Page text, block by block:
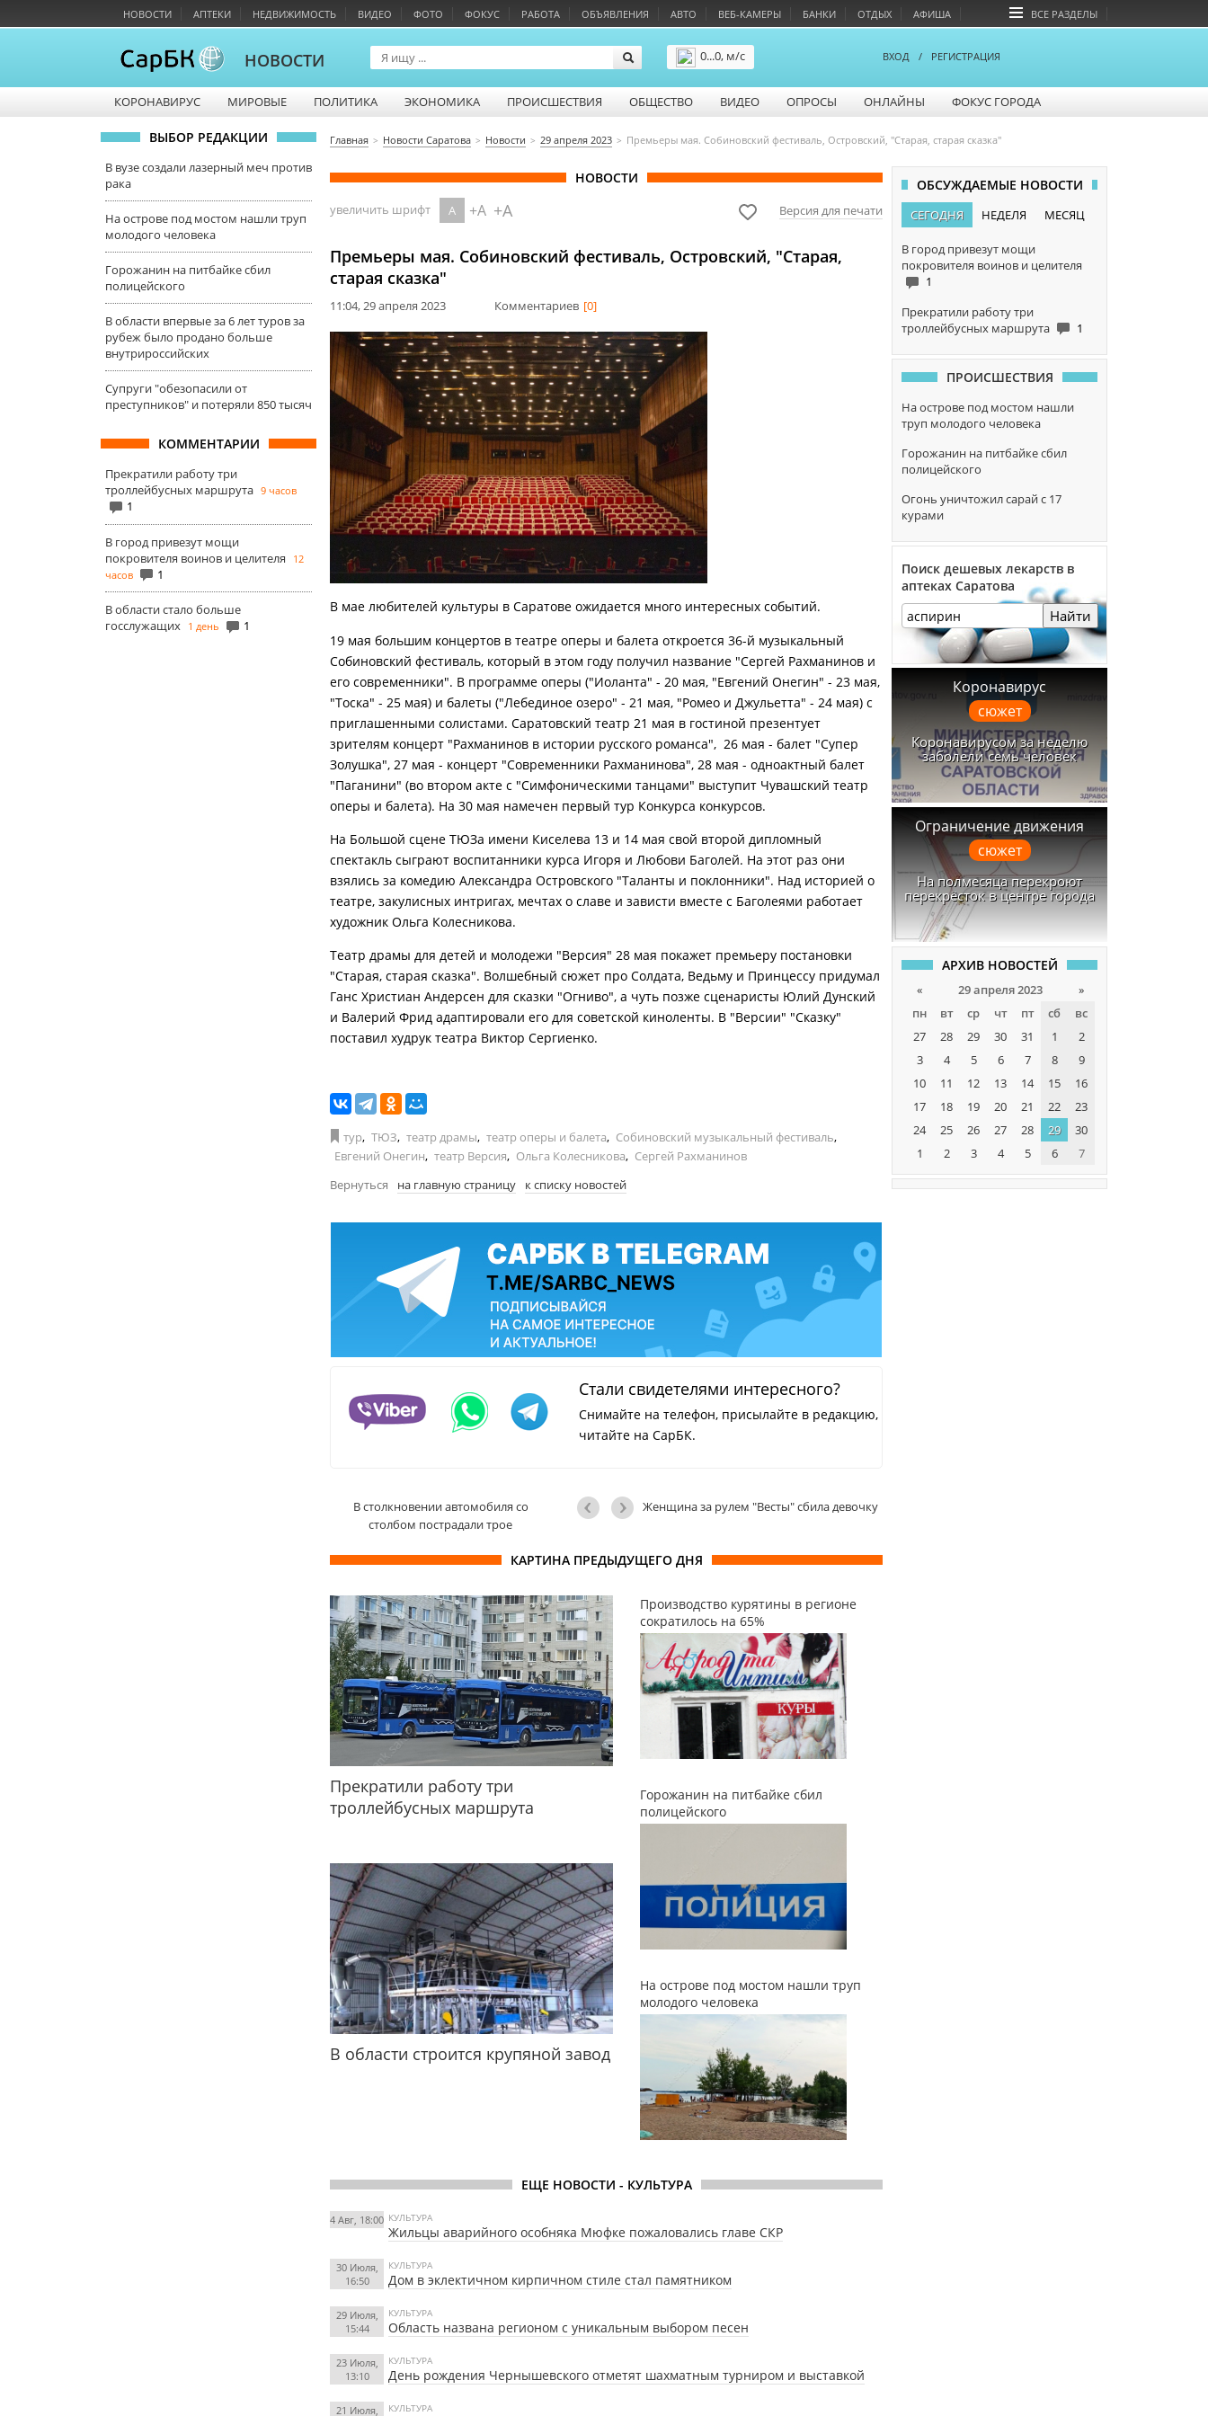
НОВОСТИ АПТЕКИ НЕДВИЖИМОСТЬ ВИДЕО ФОТО ФОКУС РАБОТА ОБЪЯВЛЕНИЯ АВТО ВЕБ-КАМЕРЫ БАНКИ ОТДЫХ АФИША ВСЕ РАЗДЕЛЫ
НОВОСТИ
0...0, м/с
ВХОД / РЕГИСТРАЦИЯ
КОРОНАВИРУС МИРОВЫЕ ПОЛИТИКА ЭКОНОМИКА ПРОИСШЕСТВИЯ ОБЩЕСТВО ВИДЕО ОПРОСЫ ОНЛАЙНЫ ФОКУС ГОРОДА
ВЫБОР РЕДАКЦИИ
В вузе создали лазерный меч против
рака
На острове под мостом нашли труп
молодого человека
Горожанин на питбайке сбил
полицейского
В области впервые за 6 лет туров за
рубеж было продано больше
внутрироссийских
Супруги "обезопасили от
преступников" и потеряли 850 тысяч
КОММЕНТАРИИ
Прекратили работу три
троллейбусных маршрута 9 часов
1
В город привезут мощи
покровителя воинов и целителя
12
часов
1
В области стало больше
госслужащих 1 день 1
Главная Новости Саратова Новости 29 апреля 2023 Премьеры мая. Собиновский фестиваль, Островский, "Старая, старая сказка"
НОВОСТИ
увеличить шрифт A +A +A Версия для печати
Премьеры мая. Собиновский фестиваль, Островский, "Старая,
старая сказка"
11:04, 29 апреля 2023 Комментариев [0]
В мае любителей культуры в Саратове ожидается много интересных событий.
19 мая большим концертов в театре оперы и балета откроется 36-й музыкальный
Собиновский фестиваль, который в этом году получил название "Сергей Рахманинов и
его современники". В программе оперы ("Иоланта" - 20 мая, "Евгений Онегин" - 23 мая,
"Тоска" - 25 мая) и балеты ("Лебединое озеро" - 21 мая, "Ромео и Джульетта" - 24 мая) с
приглашенными солистами. Саратовский театр 21 мая в гостиной презентует
зрителям концерт "Рахманинов в истории русского романса", 26 мая - балет "Супер
Золушка", 27 мая - концерт "Современники Рахманинова", 28 мая - одноактный балет
"Паганини" (во втором акте с "Симфоническими танцами" выступит Чувашский театр
оперы и балета). На 30 мая намечен первый тур Конкурса конкурсов.
На Большой сцене ТЮЗа имени Киселева 13 и 14 мая свой второй дипломный
спектакль сыграют воспитанники курса Игоря и Любови Баголей. На этот раз они
взялись за комедию Александра Островского "Таланты и поклонники". Над историей о
театре, закулисных интригах, мечтах о славе и зависти вместе с Баголеями работает
художник Ольга Колесникова.
Театр драмы для детей и молодежи "Версия" 28 мая покажет премьеру постановки
"Старая, старая сказка". Волшебный сюжет про Солдата, Ведьму и Принцессу придумал
Ганс Христиан Андерсен для сказки "Огниво", а чуть позже сценаристы Юлий Дунский
и Валерий Фрид адаптировали его для советской киноленты. В "Версии" "Сказку"
поставил худрук театра Виктор Сергиенко.
тур, ТЮЗ, театр драмы, театр оперы и балета, Собиновский музыкальный фестиваль,
Евгений Онегин, театр Версия, Ольга Колесникова, Сергей Рахманинов
Вернуться
на главную страницу к списку новостей
Стали свидетелями интересного?
Снимайте на телефон, присылайте в редакцию,
читайте на СарБК.
В столкновении автомобиля со
столбом пострадали трое
Женщина за рулем "Весты" сбила девочку
КАРТИНА ПРЕДЫДУЩЕГО ДНЯ
Прекратили работу три
троллейбусных маршрута
В области строится крупяной завод
Производство курятины в регионе
сократилось на 65%
Горожанин на питбайке сбил
полицейского
На острове под мостом нашли труп
молодого человека
ЕЩЕ НОВОСТИ - КУЛЬТУРА
4 Авг, 18:00 КУЛЬТУРА
Жильцы аварийного особняка Мюфке пожаловались главе СКР
30 Июля,
16:50
КУЛЬТУРА
Дом в эклектичном кирпичном стиле стал памятником
29 Июля,
15:44
КУЛЬТУРА
Область названа регионом с уникальным выбором песен
23 Июля,
13:10
КУЛЬТУРА
День рождения Чернышевского отметят шахматным турниром и выставкой
21 Июля,
КУЛЬТУРА
ОБСУЖДАЕМЫЕ НОВОСТИ
СЕГОДНЯ НЕДЕЛЯ МЕСЯЦ
В город привезут мощи
покровителя воинов и целителя
1
Прекратили работу три
троллейбусных маршрута
1
ПРОИСШЕСТВИЯ
На острове под мостом нашли
труп молодого человека
Горожанин на питбайке сбил
полицейского
Огонь уничтожил сарай с 17
курами
Поиск дешевых лекарств в
аптеках Саратова
Найти
Коронавирус
сюжет
Коронавирусом за неделю
заболели семь человек
Ограничение движения
сюжет
На полмесяца перекроют
перекрёсток в центре города
АРХИВ НОВОСТЕЙ
« 29 апреля 2023
»
пн
вт ср чт пт сб
вс
27
28 29 30 31 1
2
3
4 5 6 7 8
9
10
11 12 13 14 15
16
17
18 19 20 21 22
23
24
25 26 27 28 29
30
1
2 3 4 5 6 7